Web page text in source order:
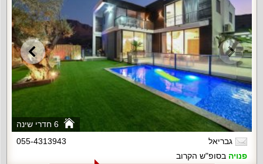
6 חדרי שינה
גבריאל
055-4313943
פנויה בסופ"ש הקרוב